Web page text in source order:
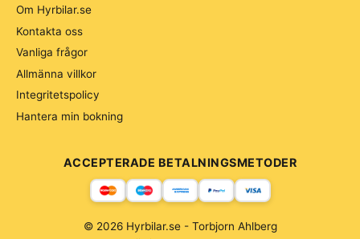
Om Hyrbilar.se
Kontakta oss
Vanliga frågor
Allmänna villkor
Integritetspolicy
Hantera min bokning
ACCEPTERADE BETALNINGSMETODER
© 2026 Hyrbilar.se - Torbjorn Ahlberg